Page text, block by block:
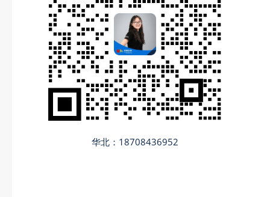
华北：18708436952